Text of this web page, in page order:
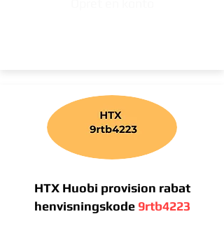
HTX Huobi provision rabat
henvisningskode 9rtb4223